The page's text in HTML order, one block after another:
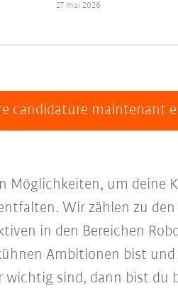
27 mai 2026
candidature maintenant
Möglichkeiten, um deine
Wir zählen zu
in den Bereichen
Ambitionen bist
sind, dann bist du